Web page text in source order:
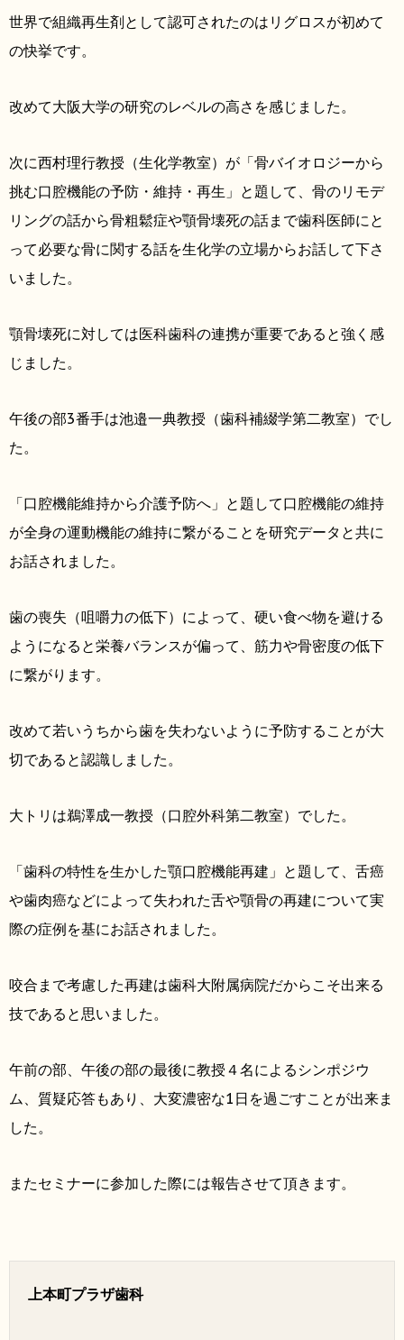
世界で組織再生剤として認可されたのはリグロスが初めて
の快挙です。
改めて大阪大学の研究のレベルの高さを感じました。
次に西村理行教授（生化学教室）が「骨バイオロジーから
挑む口腔機能の予防・維持・再生」と題して、骨のリモデ
リングの話から骨粗鬆症や顎骨壊死の話まで歯科医師にと
って必要な骨に関する話を生化学の立場からお話して下さ
いました。
顎骨壊死に対しては医科歯科の連携が重要であると強く感
じました。
午後の部3番手は池邉一典教授（歯科補綴学第二教室）でし
た。
「口腔機能維持から介護予防へ」と題して口腔機能の維持
が全身の運動機能の維持に繋がることを研究データと共に
お話されました。
歯の喪失（咀嚼力の低下）によって、硬い食べ物を避ける
ようになると栄養バランスが偏って、筋力や骨密度の低下
に繋がります。
改めて若いうちから歯を失わないように予防することが大
切であると認識しました。
大トリは鵜澤成一教授（口腔外科第二教室）でした。
「歯科の特性を生かした顎口腔機能再建」と題して、舌癌
や歯肉癌などによって失われた舌や顎骨の再建について実
際の症例を基にお話されました。
咬合まで考慮した再建は歯科大附属病院だからこそ出来る
技であると思いました。
午前の部、午後の部の最後に教授４名によるシンポジウ
ム、質疑応答もあり、大変濃密な1日を過ごすことが出来ま
した。
またセミナーに参加した際には報告させて頂きます。
上本町プラザ歯科